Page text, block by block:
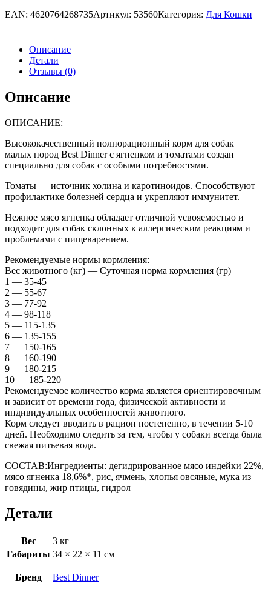
EAN: 4620764268735Артикул: 53560Категория: Для Кошки
Описание
Детали
Отзывы (0)
Описание
ОПИСАНИЕ:
Высококачественный полнорационный корм для собак
малых пород Best Dinner с ягненком и томатами создан
специально для собак с особыми потребностями.
Томаты — источник холина и каротиноидов. Способствуют
профилактике болезней сердца и укрепляют иммунитет.
Нежное мясо ягненка обладает отличной усвояемостью и
подходит для собак склонных к аллергическим реакциям и
проблемами с пищеварением.
Рекомендуемые нормы кормления:
Вес животного (кг) — Суточная норма кормления (гр)
1 — 35-45
2 — 55-67
3 — 77-92
4 — 98-118
5 — 115-135
6 — 135-155
7 — 150-165
8 — 160-190
9 — 180-215
10 — 185-220
Рекомендуемое количество корма является ориентировочным
и зависит от времени года, физической активности и
индивидуальных особенностей животного.
Корм следует вводить в рацион постепенно, в течении 5-10
дней. Необходимо следить за тем, чтобы у собаки всегда была
свежая питьевая вода.
СОСТАВ:Ингредиенты: дегидрированное мясо индейки 22%,
мясо ягненка 18,6%*, рис, ячмень, хлопья овсяные, мука из
говядины, жир птицы, гидрол
Детали
Вес
3 кг
Габариты 34 × 22 × 11 см
Бренд Best Dinner